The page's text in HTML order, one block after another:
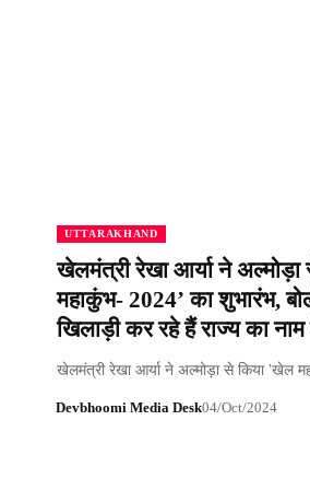
UTTARAKHAND
खेलमंत्री रेखा आर्या ने
महाकुंभ- 2024’ का शुभारंभ,
खिलाड़ी कर रहे हैं राज्य का
खेलमंत्री रेखा आर्या ने अल्मोड़ा से किया 'खेल
Devbhoomi Media Desk04/Oct/2024